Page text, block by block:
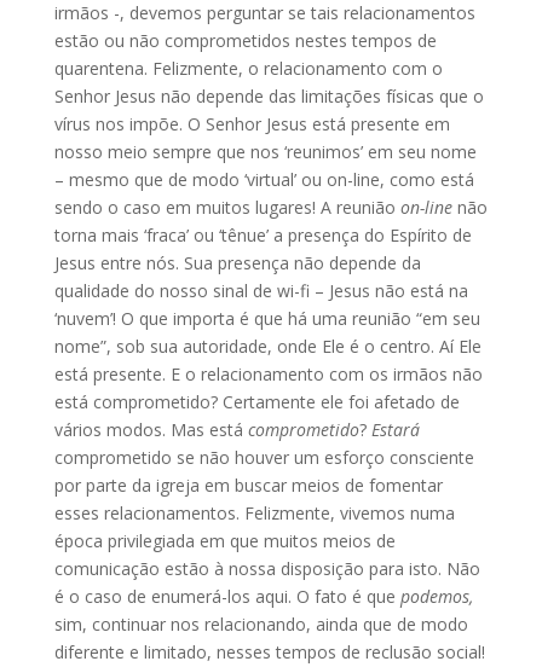
irmãos -, devemos perguntar se tais relacionamentos
estão ou não comprometidos nestes tempos de
quarentena. Felizmente, o relacionamento com o
Senhor Jesus não depende das limitações físicas que o
vírus nos impõe. O Senhor Jesus está presente em
nosso meio sempre que nos ‘reunimos’ em seu nome
– mesmo que de modo ‘virtual’ ou on-line, como está
sendo o caso em muitos lugares! A reunião on-linenão
torna mais ‘fraca’ ou ‘tênue’ a presença do Espírito de
Jesus entre nós. Sua presença não depende da
qualidade do nosso sinal de wi-fi – Jesus não está na
‘nuvem’! O que importa é que há uma reunião “em seu
nome”, sob sua autoridade, onde Ele é o centro. Aí Ele
está presente. E o relacionamento com os irmãos não
está comprometido? Certamente ele foi afetado de
vários modos. Mas está comprometido? Estará
comprometido se não houver um esforço consciente
por parte da igreja em buscar meios de fomentar
esses relacionamentos. Felizmente, vivemos numa
época privilegiada em que muitos meios de
comunicação estão à nossa disposição para isto. Não
é o caso de enumerá-los aqui. O fato é que podemos,
sim, continuar nos relacionando, ainda que de modo
diferente e limitado, nesses tempos de reclusão social!